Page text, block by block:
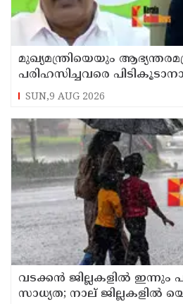
മുഖ്യമന്ത്രിയെയും
പരിഹസിച്ചവരെ
കണ്ണൂര്‍ ഡിസിസി പ്രസിഡന്റ്
SUN,9 AUG 2026
വടക്കന്‍ ജില്ലകളില്‍ ഇന്നും
സാധ്യത; നാല് ജില്ലകളില്‍